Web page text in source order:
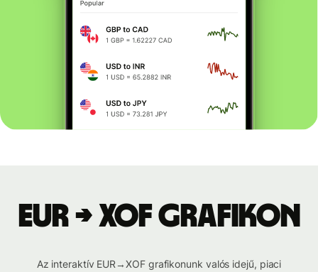
EUR → XOF grafikon
Az interaktív EUR→XOF grafikonunk valós idejű, piaci